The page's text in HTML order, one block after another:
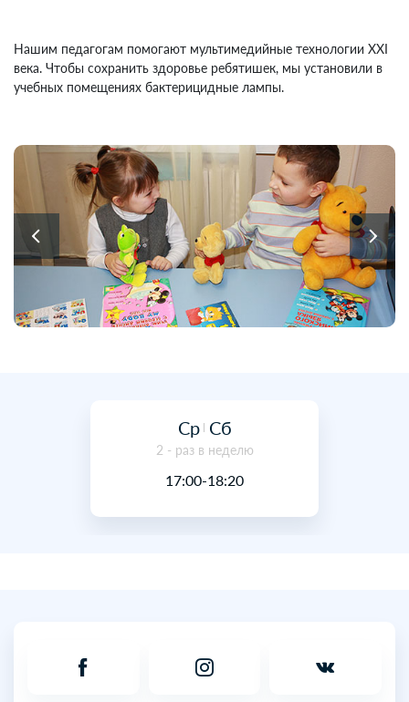
Нашим педагогам помогают мультимедийные технологии XXI
века. Чтобы сохранить здоровье ребятишек, мы установили в
учебных помещениях бактерицидные лампы.
Ср Сб
2 - раз в неделю
17:00-18:20